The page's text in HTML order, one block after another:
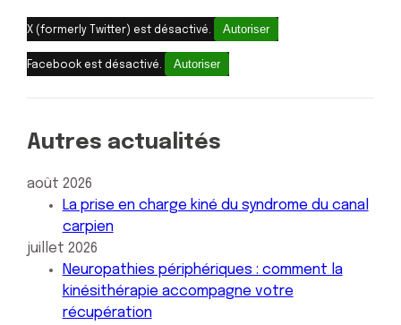
X (formerly Twitter) est désactivé. Autoriser
Facebook est désactivé. Autoriser
Autres actualités
août 2026
La prise en charge kiné du syndrome du canal
carpien
juillet 2026
Neuropathies périphériques : comment la
kinésithérapie accompagne votre
récupération